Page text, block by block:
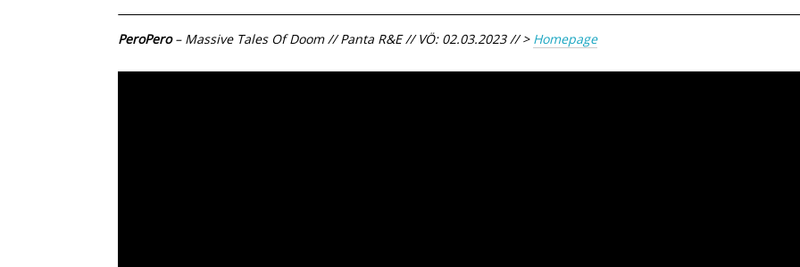
PeroPero– Massive Tales Of Doom // Panta R&E // VÖ: 02.03.2023 // > Homepage